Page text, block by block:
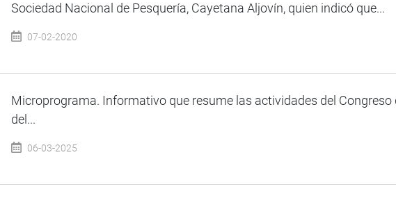
Sociedad Nacional de Pesquería, Cayetana Aljovín, quien indicó que...
07-02-2020
Microprograma. Informativo que resume las actividades del Congreso
del...
06-03-2025